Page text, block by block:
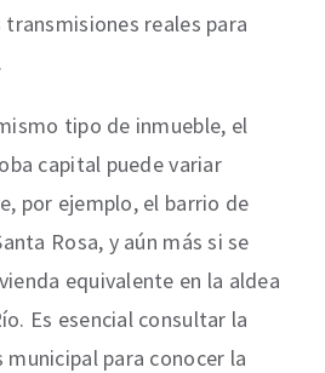
reales para
tipo de inmueble, el
capital puede variar
por ejemplo, el barrio de
Rosa, y aún más si se
equivalente en la aldea
Es esencial consultar la
municipal para conocer la